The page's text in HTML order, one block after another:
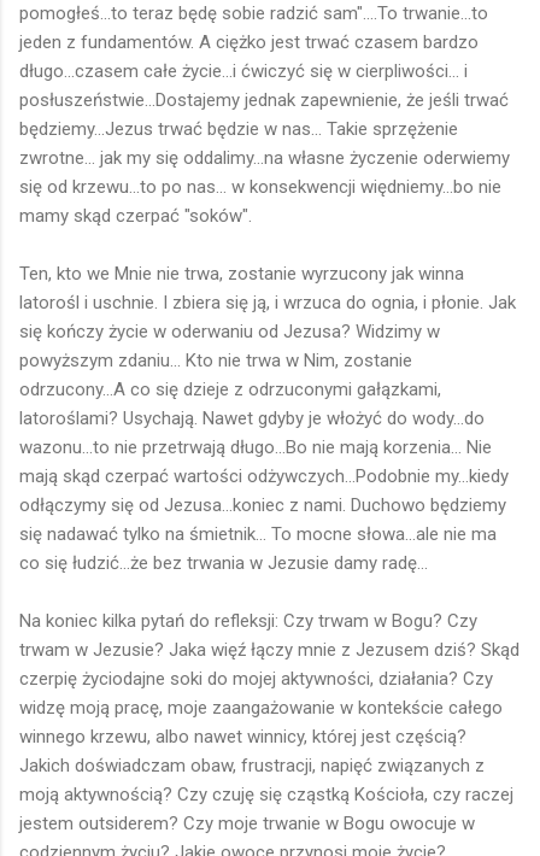
pomogłeś...to teraz będę sobie radzić sam"....To trwanie...to
jeden z fundamentów. A ciężko jest trwać czasem bardzo
długo...czasem całe życie...i ćwiczyć się w cierpliwości... i
posłuszeństwie...Dostajemy jednak zapewnienie, że jeśli trwać
będziemy...Jezus trwać będzie w nas... Takie sprzężenie
zwrotne... jak my się oddalimy...na własne życzenie oderwiemy
się od krzewu...to po nas... w konsekwencji więdniemy...bo nie
mamy skąd czerpać "soków".
Ten, kto we Mnie nie trwa, zostanie wyrzucony jak winna
latorośl i uschnie. I zbiera się ją, i wrzuca do ognia, i płonie. Jak
się kończy życie w oderwaniu od Jezusa? Widzimy w
powyższym zdaniu... Kto nie trwa w Nim, zostanie
odrzucony...A co się dzieje z odrzuconymi gałązkami,
latoroślami? Usychają. Nawet gdyby je włożyć do wody...do
wazonu...to nie przetrwają długo...Bo nie mają korzenia... Nie
mają skąd czerpać wartości odżywczych...Podobnie my...kiedy
odłączymy się od Jezusa...koniec z nami. Duchowo będziemy
się nadawać tylko na śmietnik... To mocne słowa...ale nie ma
co się łudzić...że bez trwania w Jezusie damy radę...
Na koniec kilka pytań do refleksji: Czy trwam w Bogu? Czy
trwam w Jezusie? Jaka więź łączy mnie z Jezusem dziś? Skąd
czerpię życiodajne soki do mojej aktywności, działania? Czy
widzę moją pracę, moje zaangażowanie w kontekście całego
winnego krzewu, albo nawet winnicy, której jest częścią?
Jakich doświadczam obaw, frustracji, napięć związanych z
moją aktywnością? Czy czuję się cząstką Kościoła, czy raczej
jestem outsiderem? Czy moje trwanie w Bogu owocuje w